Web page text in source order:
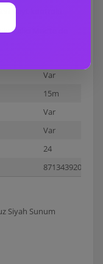
slayt kontrolü
alıcı Mac'te de
Var
15m
Var
Var
24
8713439204308
Siyah Sunum